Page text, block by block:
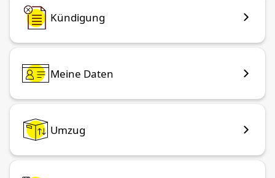
Kündigung
Meine Daten
Umzug